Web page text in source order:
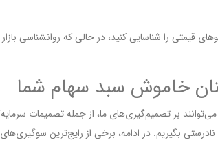
قیمتی را شناسایی کنید، در حالی که روانشناسی
خاموش سبد سهام شما
بر تصمیم‌گیری‌های ما، از جمله تصمیمات
بگیریم. در ادامه، برخی از رایج‌ترین